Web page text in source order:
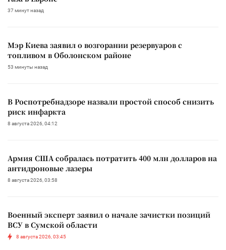
37 минут назад
Мэр Киева заявил о возгорании резервуаров с
топливом в Оболонском районе
53 минуты назад
В Роспотребнадзоре назвали простой способ снизить
риск инфаркта
8 августа 2026, 04:12
Армия США собралась потратить 400 млн долларов на
антидроновые лазеры
8 августа 2026, 03:58
Военный эксперт заявил о начале зачистки позиций
ВСУ в Сумской области
8 августа 2026, 03:45